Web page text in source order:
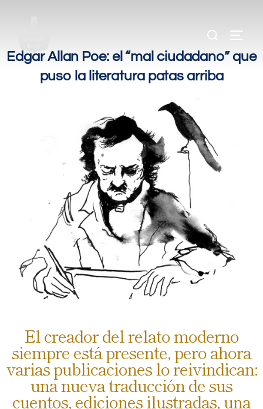
Edgar Allan Poe: el “mal ciudadano” que
puso la literatura patas arriba
El creador del relato moderno
siempre está presente, pero ahora
varias publicaciones lo reivindican:
una nueva traducción de sus
cuentos, ediciones ilustradas, una